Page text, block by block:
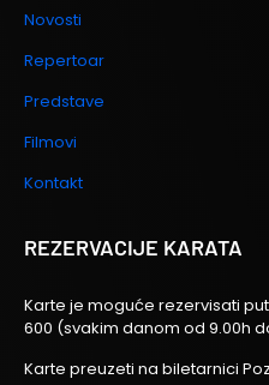
Novosti
Repertoar
Predstave
Filmovi
Kontakt
REZERVACIJE KARATA
Karte je moguće rezervisati
600 (svakim danom od 9.00h
Karte preuzeti na biletarnici